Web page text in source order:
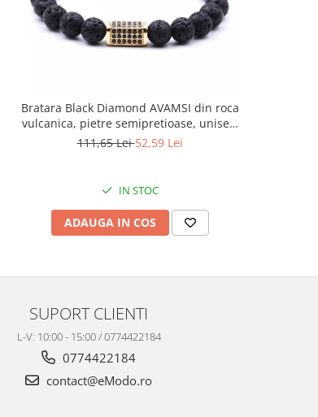
Bratara Black Diamond AVAMSI din roca
vulcanica, pietre semipretioase, unisex,
reglabila, BB130
111,65 Lei52,59 Lei
IN STOC
ADAUGA IN COS
SUPORT CLIENTI
L-V: 10:00 - 15:00 / 0774422184
0774422184
contact@eModo.ro